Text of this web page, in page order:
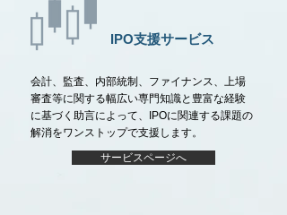
IPO支援サービス
会計、監査、内部統制、ファイナンス、上場
審査等に関する幅広い専門知識と豊富な経験
に基づく助言によって、IPOに関連する課題の
解消をワンストップで支援します。
サービスページへ